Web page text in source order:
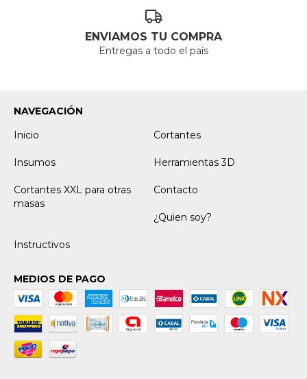
ENVIAMOS TU COMPRA
Entregas a todo el país
NAVEGACIÓN
Inicio
Cortantes
Insumos Herramientas 3D
Cortantes XXL para otras
masas
Contacto
¿Quien soy?
Instructivos
MEDIOS DE PAGO